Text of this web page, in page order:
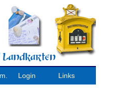
Login Links